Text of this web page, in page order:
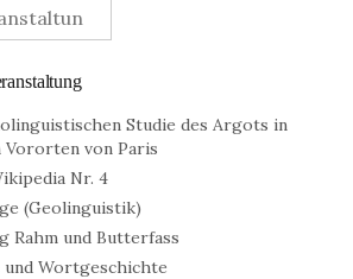
Studie des Argots in
Vororten von Paris
Nr. 4
(Geolinguistik)
Rahm und Butterfass
Wortgeschichte